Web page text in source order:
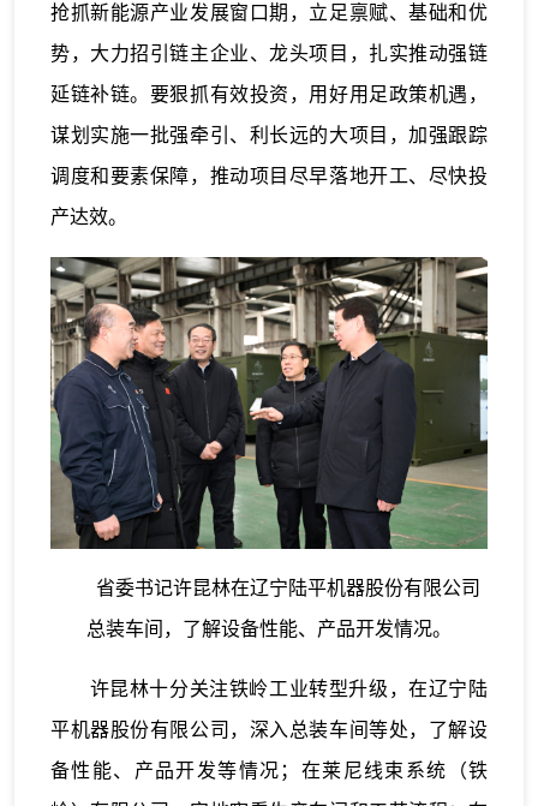
抢抓新能源产业发展窗口期，立足禀赋、基础和优
势，大力招引链主企业、龙头项目，扎实推动强链
延链补链。要狠抓有效投资，用好用足政策机遇，
谋划实施一批强牵引、利长远的大项目，加强跟踪
调度和要素保障，推动项目尽早落地开工、尽快投
产达效。
省委书记许昆林在辽宁陆平机器股份有限公司
总装车间，了解设备性能、产品开发情况。
许昆林十分关注铁岭工业转型升级，在辽宁陆
平机器股份有限公司，深入总装车间等处，了解设
备性能、产品开发等情况；在莱尼线束系统（铁